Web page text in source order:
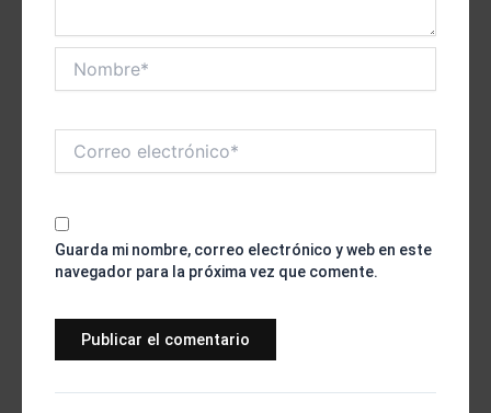
electrónico*
Guarda mi nombre, correo electrónico y web en este
navegador para la próxima vez que comente.